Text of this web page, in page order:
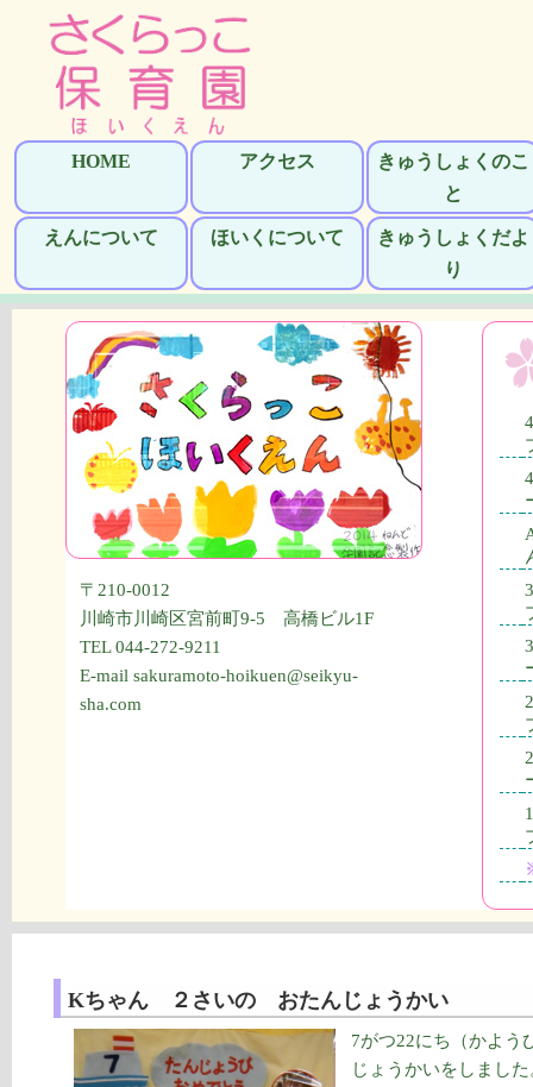
HOME アクセス
きゅうしょくのこ
と
えんについて ほいくについて
きゅうしょくだよ
り
〒210-0012
川崎市川崎区宮前町9-5 高橋ビル1F
TEL 044-272-9211
E-mail sakuramoto-hoikuen@seikyu-
sha.com
Kちゃん ２さいの おたんじょうかい
7がつ22にち（かよ
じょうかいをしまし